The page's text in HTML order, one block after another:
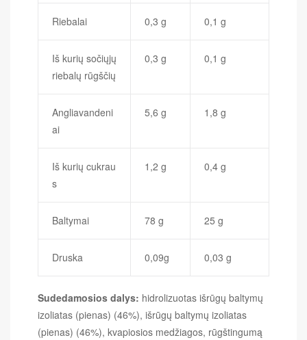
Riebalai 0,3 g 0,1 g
Iš kurių sočiųjų
riebalų rūgščių
0,3 g 0,1 g
Angliavandeni
ai
5,6 g 1,8 g
Iš kurių cukrau
s
1,2 g 0,4 g
Baltymai 78 g 25 g
Druska 0,09g 0,03 g
Sudedamosios dalys: hidrolizuotas išrūgų baltymų
izoliatas (pienas) (46%), išrūgų baltymų izoliatas
(pienas) (46%), kvapiosios medžiagos, rūgštingumą